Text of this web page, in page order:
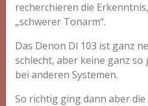
recherchieren die
„schwerer Tonarm“.
Das Denon Dl 103 ist ganz
schlecht, aber keine ganz
bei anderen Systemen.
So richtig ging dann aber die